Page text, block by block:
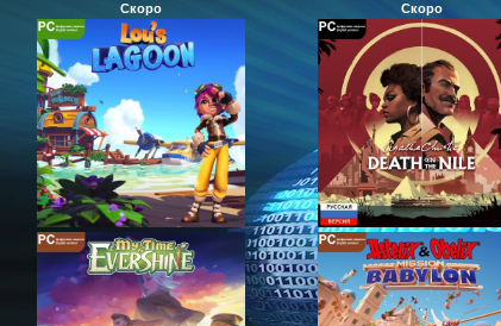
Скоро Скоро